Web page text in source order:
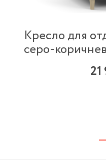
Кресло для
серо-